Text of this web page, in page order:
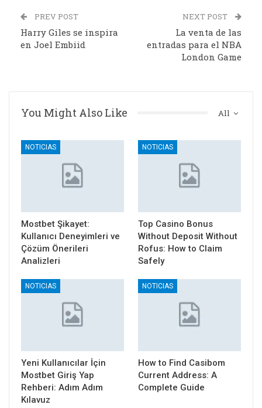
PREV POST
Harry Giles se inspira
en Joel Embiid
NEXT POST
La venta de las
entradas para el NBA
London Game
All
You Might Also Like
NOTICIAS
Mostbet Şikayet:
Kullanıcı Deneyimleri ve
Çözüm Önerileri
Analizleri
NOTICIAS
Top Casino Bonus
Without Deposit Without
Rofus: How to Claim
Safely
NOTICIAS
Yeni Kullanıcılar İçin
Mostbet Giriş Yap
Rehberi: Adım Adım
Kılavuz
NOTICIAS
How to Find Casibom
Current Address: A
Complete Guide